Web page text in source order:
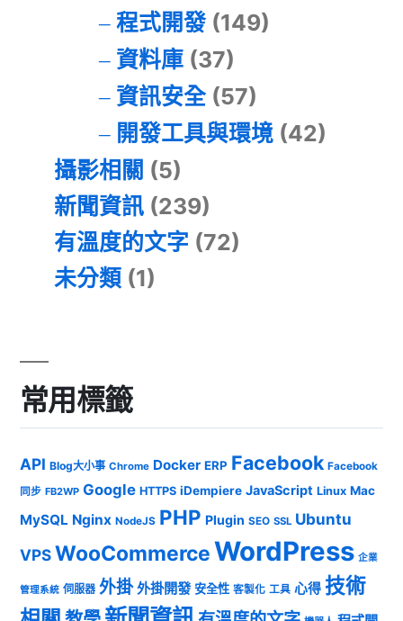
程式開發(149)
資料庫(37)
資訊安全(57)
開發工具與環境(42)
攝影相關 (5)
新聞資訊 (239)
有溫度的文字 (72)
未分類 (1)
常用標籤
API Blog大小事 Chrome Docker ERP Facebook Facebook
同步 FB2WP Google HTTPS iDempiere JavaScript Linux Mac
MySQL Nginx NodeJS PHP Plugin SEO SSL Ubuntu
VPSWooCommerceWordPress 企業
管理系統 伺服器 外掛 外掛開發 安全性 客製化 工具 心得 技術